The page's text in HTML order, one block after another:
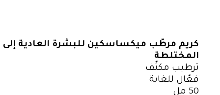
كريم مرطّب ميكساسكين للبشرة العادية إلى
المختلطة
ترطيب مكثّف
فعّال للغاية
50 مل